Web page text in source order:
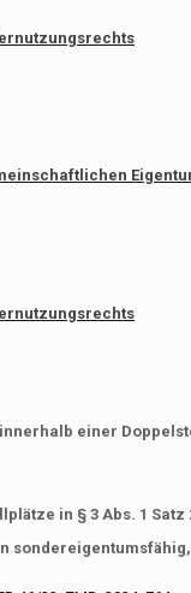
einer
in § 3 Abs. 1